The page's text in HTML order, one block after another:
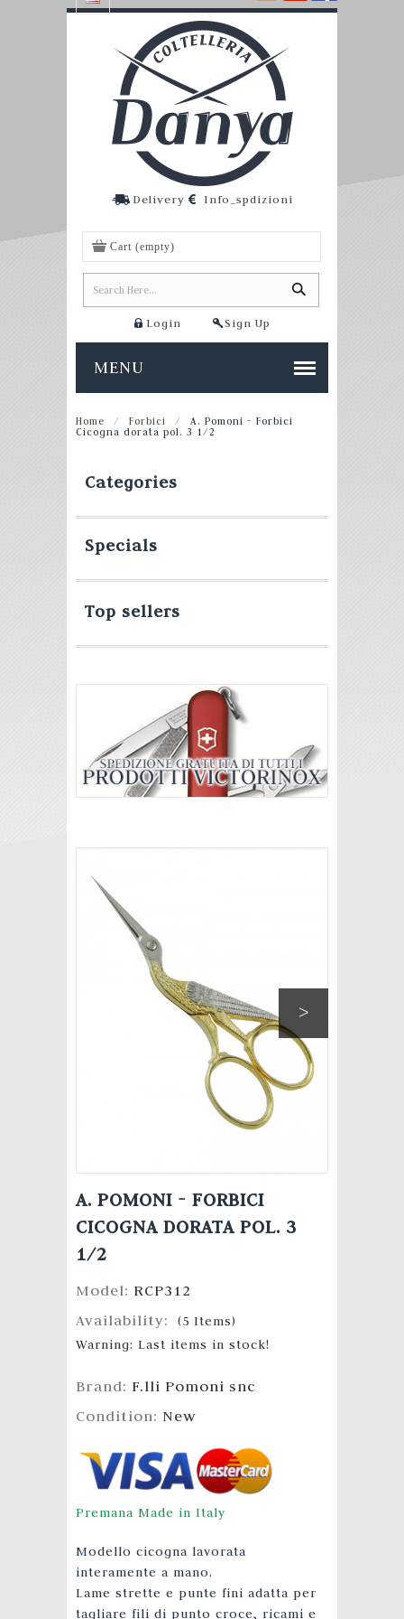
Login Sign Up
Cart (empty)
Delivery Info_spdizioni
MENU
Home / Forbici /
A. Pomoni - Forbici
Cicogna dorata pol. 3 1/2
Categories
Specials
Top sellers
>
A. POMONI - FORBICI
CICOGNA DORATA POL. 3
1/2
Model: RCP312
Availability:
(5 Items)
Warning: Last items in stock!
Brand: F.lli Pomoni snc
Condition: New
Premana Made in Italy
Modello cicogna lavorata
interamente a mano.
Lame strette e punte fini adatta per
tagliare fili di punto croce, ricami e